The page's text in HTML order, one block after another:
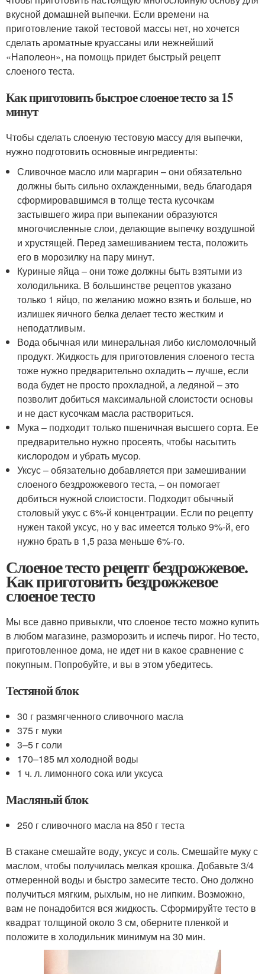
вкусной домашней выпечки. Если времени на
приготовление такой тестовой массы нет, но хочется
сделать ароматные круассаны или нежнейший
«Наполеон», на помощь придет быстрый рецепт
слоеного теста.
Как приготовить быстрое слоеное тесто за 15
минут
Чтобы сделать слоеную тестовую массу для выпечки,
нужно подготовить основные ингредиенты:
Сливочное масло или маргарин – они обязательно
должны быть сильно охлажденными, ведь благодаря
сформировавшимся в толще теста кусочкам
застывшего жира при выпекании образуются
многочисленные слои, делающие выпечку воздушной
и хрустящей. Перед замешиванием теста, положить
его в морозилку на пару минут.
Куриные яйца – они тоже должны быть взятыми из
холодильника. В большинстве рецептов указано
только 1 яйцо, по желанию можно взять и больше, но
излишек яичного белка делает тесто жестким и
неподатливым.
Вода обычная или минеральная либо кисломолочный
продукт. Жидкость для приготовления слоеного теста
тоже нужно предварительно охладить – лучше, если
вода будет не просто прохладной, а ледяной – это
позволит добиться максимальной слоистости основы
и не даст кусочкам масла раствориться.
Мука – подходит только пшеничная высшего сорта. Ее
предварительно нужно просеять, чтобы насытить
кислородом и убрать мусор.
Уксус – обязательно добавляется при замешивании
слоеного бездрожжевого теста, – он помогает
добиться нужной слоистости. Подходит обычный
столовый укус с 6%-й концентрации. Если по рецепту
нужен такой уксус, но у вас имеется только 9%-й, его
нужно брать в 1,5 раза меньше 6%-го.
Слоеное тесто рецепт бездрожжевое.
Как приготовить бездрожжевое
слоеное тесто
Мы все давно привыкли, что слоеное тесто можно купить
в любом магазине, разморозить и испечь пирог. Но тесто,
приготовленное дома, не идет ни в какое сравнение с
покупным. Попробуйте, и вы в этом убедитесь.
Тестяной блок
30 г размягченного сливочного масла
375 г муки
3–5 г соли
170–185 мл холодной воды
1 ч. л. лимонного сока или уксуса
Масляный блок
250 г сливочного масла на 850 г теста
В стакане смешайте воду, уксус и соль. Смешайте муку с
маслом, чтобы получилась мелкая крошка. Добавьте 3/4
отмеренной воды и быстро замесите тесто. Оно должно
получиться мягким, рыхлым, но не липким. Возможно,
вам не понадобится вся жидкость. Сформируйте тесто в
квадрат толщиной около 3 см, оберните пленкой и
положите в холодильник минимум на 30 мин.